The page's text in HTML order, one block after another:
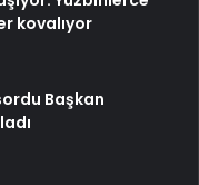
kovalıyor
Başkan